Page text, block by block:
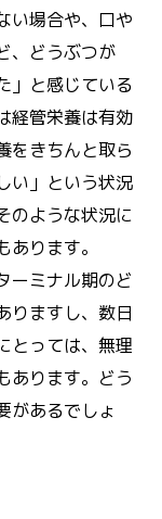
い場合や、口や
、どうぶつが
」と感じている
経管栄養は有効
をきちんと取ら
い」という状況
のような状況に
ります。
ーミナル期のど
りますし、数日
とっては、無理
あります。どう
があるでしょ